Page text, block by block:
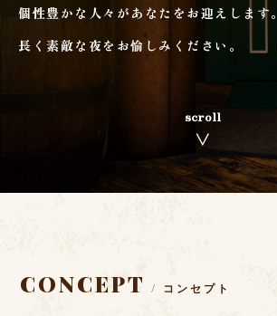
個性豊かな人々があなたをお迎えします。
長く素敵な夜をお愉しみください。
scroll
∨
CONCEPT / コンセプト